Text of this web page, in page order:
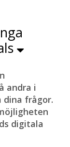
andra i
dina frågor.
digitala